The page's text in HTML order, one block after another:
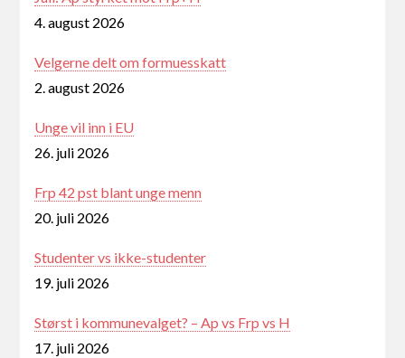
4. august 2026
Velgerne delt om formuesskatt
2. august 2026
Unge vil inn i EU
26. juli 2026
Frp 42 pst blant unge menn
20. juli 2026
Studenter vs ikke-studenter
19. juli 2026
Størst i kommunevalget? – Ap vs Frp vs H
17. juli 2026